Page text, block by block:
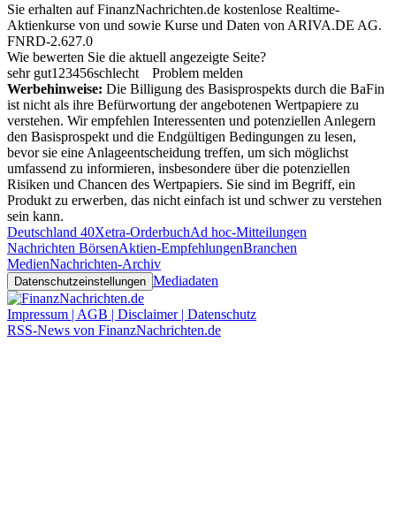
Sie erhalten auf FinanzNachrichten.de kostenlose Realtime-
Aktienkurse von und sowie Kurse und Daten von ARIVA.DE AG.
FNRD-2.627.0
Wie bewerten Sie die aktuell angezeigte Seite?
sehr gut1 23456schlecht
Problem melden
Werbehinweise: Die Billigung des Basisprospekts durch die BaFin
ist nicht als ihre Befürwortung der angebotenen Wertpapiere zu
verstehen. Wir empfehlen Interessenten und potenziellen Anlegern
den Basisprospekt und die Endgültigen Bedingungen zu lesen,
bevor sie eine Anlageentscheidung treffen, um sich möglichst
umfassend zu informieren, insbesondere über die potenziellen
Risiken und Chancen des Wertpapiers. Sie sind im Begriff, ein
Produkt zu erwerben, das nicht einfach ist und schwer zu verstehen
sein kann.
Deutschland 40Xetra-OrderbuchAd hoc-Mitteilungen
Nachrichten BörsenAktien-EmpfehlungenBranchen
MedienNachrichten-Archiv
Datenschutzeinstellungen Mediadaten
Impressum | AGB | Disclaimer | Datenschutz
RSS-News von FinanzNachrichten.de